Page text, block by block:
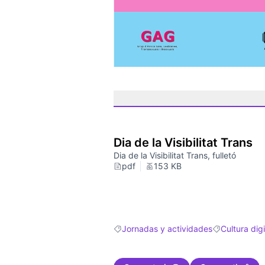
Dia de la Visibilitat Trans
Dia de la Visibilitat Trans, fulletó
pdf
153 KB
Resultados al filtrar por: Jornadas y
Jornadas y actividadesResultados
Cultura